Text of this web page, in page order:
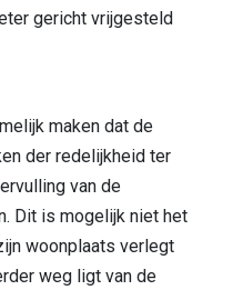
gericht vrijgesteld
maken dat de
der redelijkheid ter
van de
Dit is mogelijk niet het
woonplaats verlegt
weg ligt van de